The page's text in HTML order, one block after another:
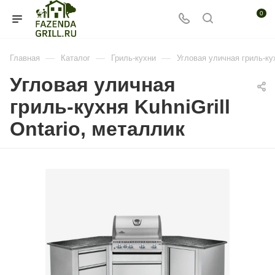
0
Главная — Каталог — Гриль-кухни — Угловая уличная гриль-
Угловая уличная
гриль-кухня KuhniGrill
Ontario, металлик